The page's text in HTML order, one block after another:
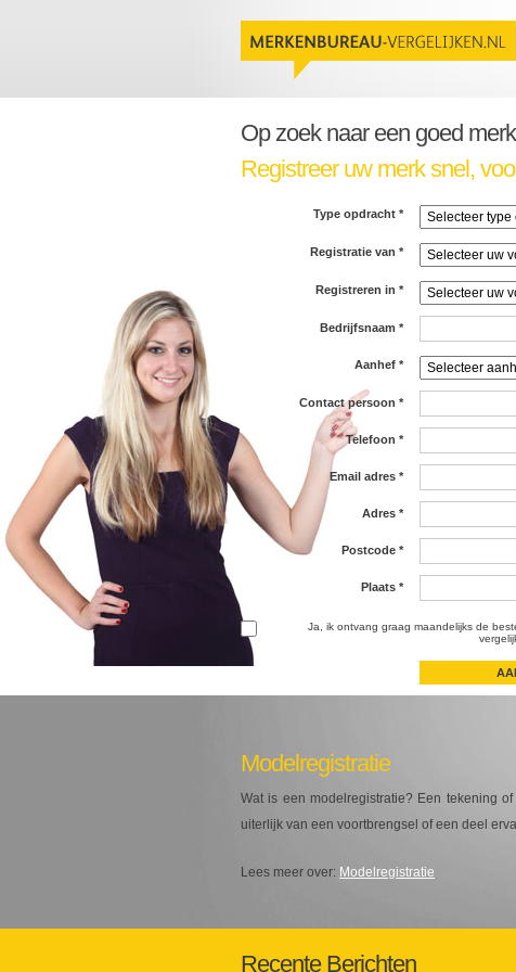
Op zoek naar een goed
Registreer uw merk snel,
Type opdracht *
Registratie van *
Registreren in *
Bedrijfsnaam *
Aanhef *
Contact persoon *
Telefoon *
Email adres *
Adres *
Postcode *
Plaats *
Ja, ik ontvang graag maandelijks de
Modelregistratie
Wat is een modelregistratie? Een tekening
uiterlijk van een voortbrengsel of een deel
Lees meer over: Modelregistratie
Recente Berichten